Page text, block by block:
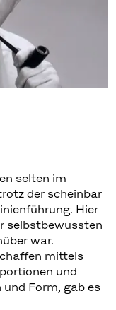
selten im
der scheinbar
Hier
selbstbewussten
war.
mittels
und
Form, gab es